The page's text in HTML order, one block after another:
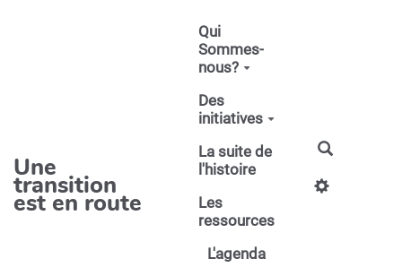
Une
transition
est en route
Qui
Sommes-
nous?
Des
initiatives
La suite de
l'histoire
Les
ressources
L'agenda